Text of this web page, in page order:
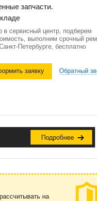
запчасти.
в сервисный центр, подберем
выполним срочный
Петербурге, бесплатно
заявку Обратный
на